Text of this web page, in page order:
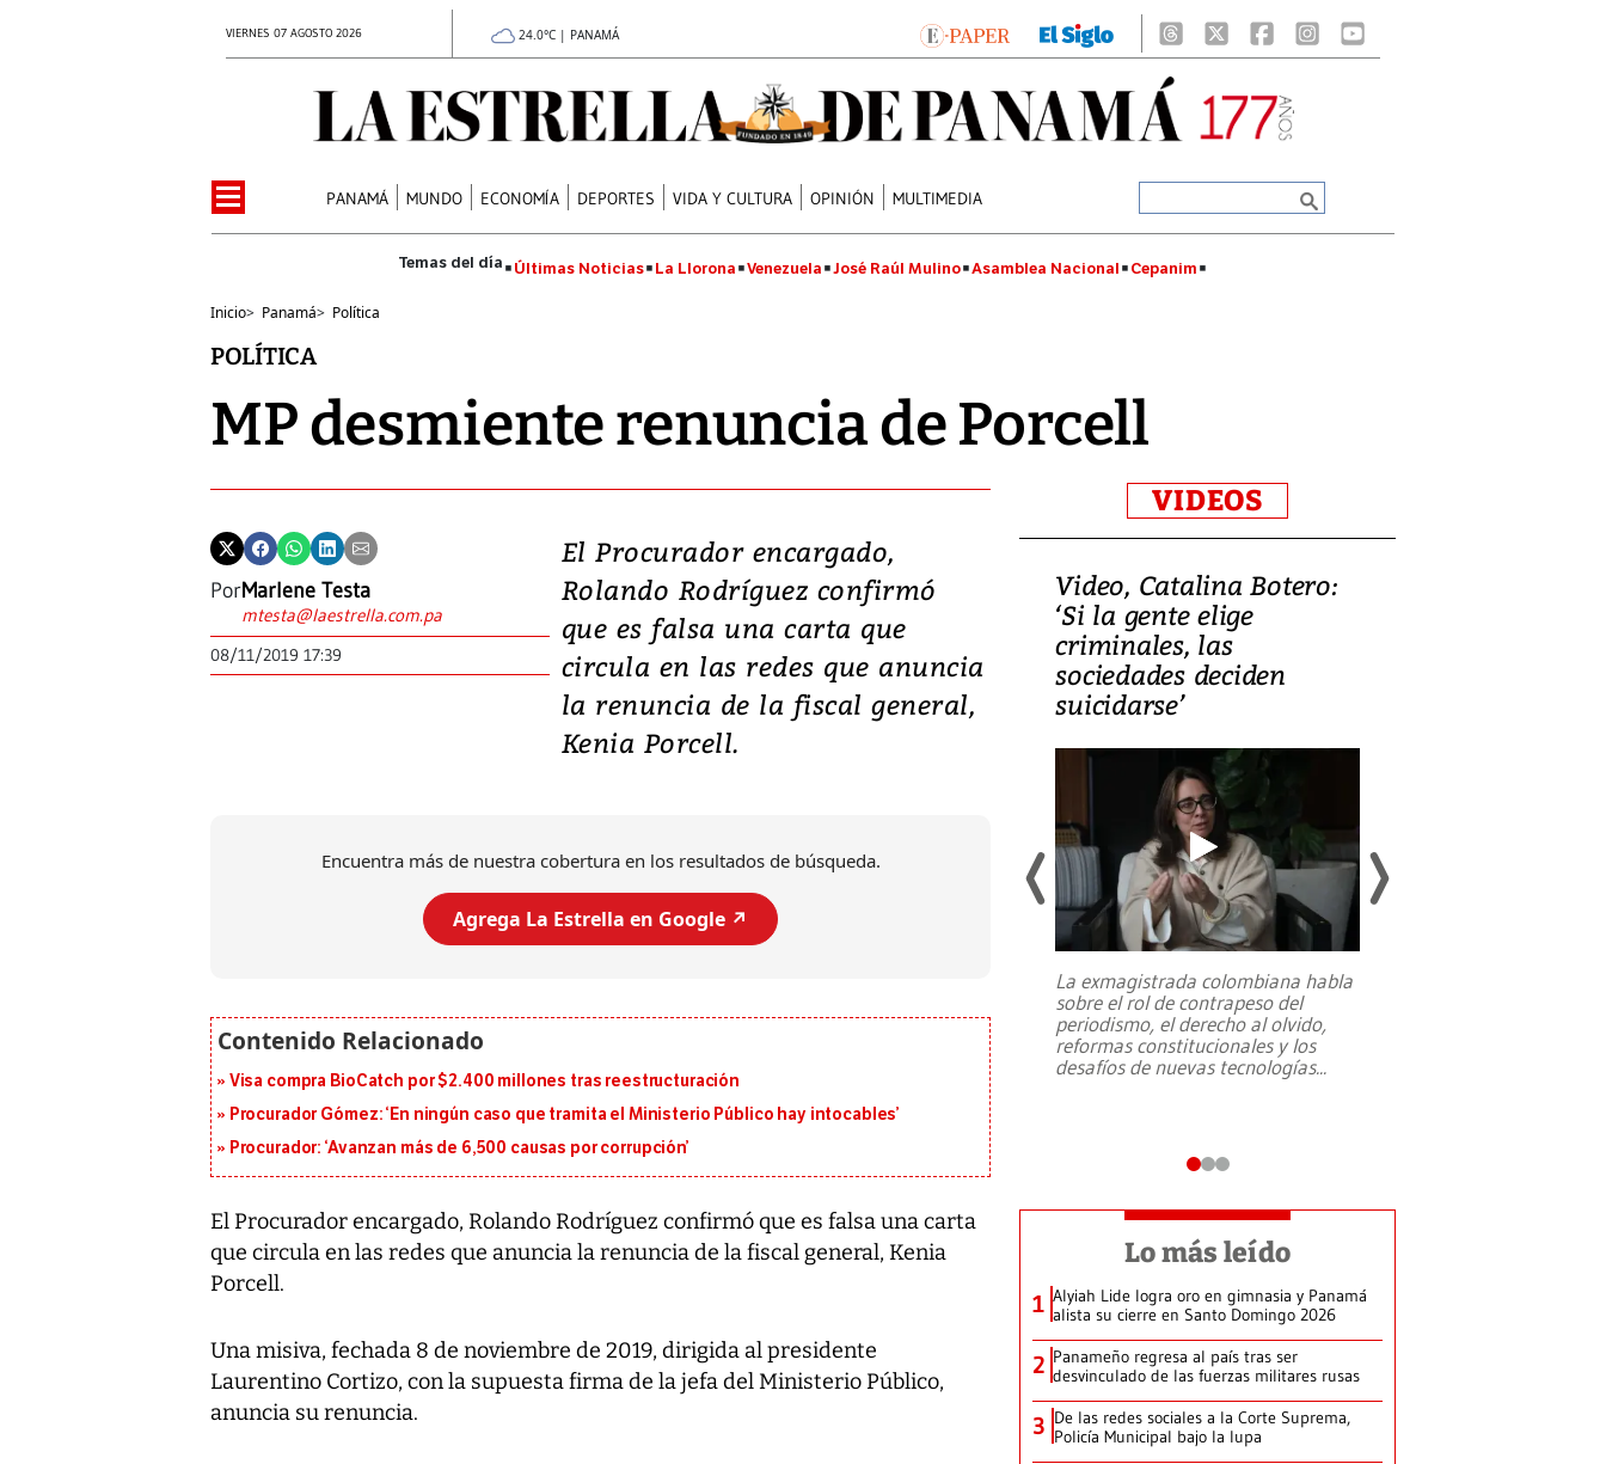
VIERNES 07 AGOSTO 2026 24.0°C | PANAMÁ
PANAMÁ MUNDO ECONOMÍA DEPORTES VIDA Y CULTURA OPINIÓN MULTIMEDIA
Últimas Noticias La Llorona Venezuela José Raúl Mulino Asamblea Nacional Cepanim
Inicio> Panamá> Política
POLÍTICA
MP desmiente renuncia de Porcell
PorMarlene Testa
mtesta@laestrella.com.pa
08/11/2019 17:39
El Procurador encargado,
Rolando Rodríguez confirmó
que es falsa una carta que
circula en las redes que anuncia
la renuncia de la fiscal general,
Kenia Porcell.
Encuentra más de nuestra cobertura en los resultados de búsqueda.
Agrega La Estrella en Google ↗️
Visa compra BioCatch por $2.400 millones tras reestructuración
Procurador Gómez: ‘En ningún caso que tramita el Ministerio Público hay intocables’
Procurador: ‘Avanzan más de 6,500 causas por corrupción’
El Procurador encargado, Rolando Rodríguez confirmó que es falsa una carta
que circula en las redes que anuncia la renuncia de la fiscal general, Kenia
Porcell.
Una misiva, fechada 8 de noviembre de 2019, dirigida al presidente
Laurentino Cortizo, con la supuesta firma de la jefa del Ministerio Público,
anuncia su renuncia.
VIDEOS
Video, Japón: Terremoto
deja heridos y graves
daños en Kumamoto
Un fuerte terremoto de magnitud
7,1 se registró este martes 28 de
Video, Catalina Botero:
‘Si la gente elige
criminales, las
sociedades deciden
suicidarse’
La exmagistrada colombiana habla
sobre el rol de contrapeso del
periodismo, el derecho al olvido,
reformas constitucionales y los
desafíos de nuevas tecnologías...
Lo más leído
1 Alyiah Lide logra oro en gimnasia y Panamá
alista su cierre en Santo Domingo 2026
2 Panameño regresa al país tras ser
desvinculado de las fuerzas militares rusas
3 De las redes sociales a la Corte Suprema,
Policía Municipal bajo la lupa